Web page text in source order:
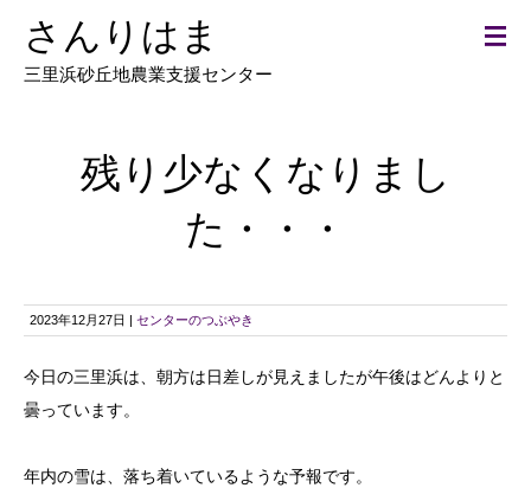
さんりはま
三里浜砂丘地農業支援センター
残り少なくなりまし
た・・・
2023年12月27日 | センターのつぶやき
今日の三里浜は、朝方は日差しが見えましたが午後はどんよりと
曇っています。
年内の雪は、落ち着いているような予報です。